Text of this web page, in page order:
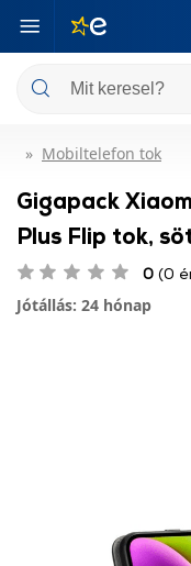
Mobiltelefon tok
Gigapack
Plus Flip tok,
0 (0
Jótállás: 24 hónap